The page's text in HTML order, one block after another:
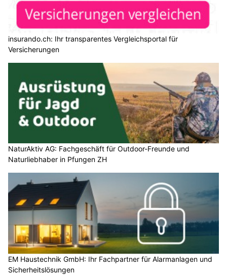
insurando.ch: Ihr transparentes Vergleichsportal für
Versicherungen
NaturAktiv AG: Fachgeschäft für Outdoor-Freunde und
Naturliebhaber in Pfungen ZH
EM Haustechnik GmbH: Ihr Fachpartner für Alarmanlagen und
Sicherheitslösungen